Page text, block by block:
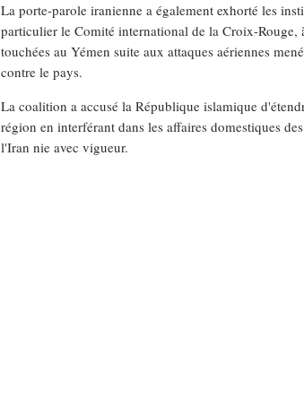
La porte-parole iranienne a également exhorté les
particulier le Comité international de la Croix-Rouge,
touchées au Yémen suite aux attaques aériennes
contre le pays.
La coalition a accusé la République islamique
région en interférant dans les affaires domestiques
l'Iran nie avec vigueur.